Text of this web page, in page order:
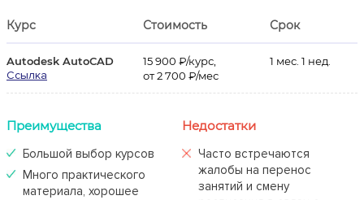
Курс Стоимость Срок
Autodesk AutoCAD
Ссылка
15 900 ₽/курс,
от 2 700 ₽/мес
1 мес. 1 нед.
Преимущества
Большой выбор курсов
Много практического
материала, хорошее
Недостатки
Часто встречаются
жалобы на перенос
занятий и смену